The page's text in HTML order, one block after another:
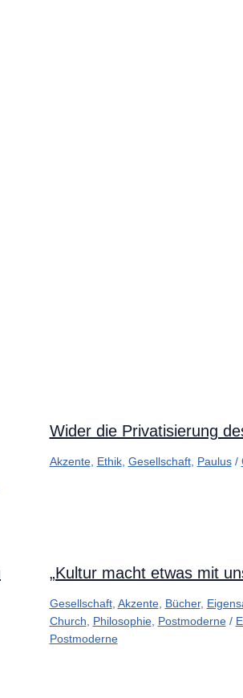
Wider die Privatisierung
Akzente, Ethik, Gesellschaft, Paulus/
„Kultur macht etwas mit
Gesellschaft, Akzente, Bücher,
Church
Philosophie, Postmoderne/
Postmoderne